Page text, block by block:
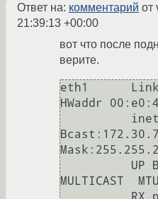
Ответ на: комментарий от
21:39:13 +00:00
вот что после
верите.
eth1      Link
HWaddr
MULTICAST